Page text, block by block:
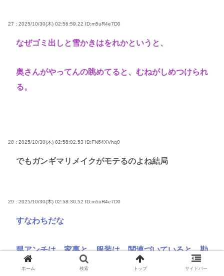
27 : 2025/10/30(木) 02:56:59.22 ID:m5uR4e7D0
なぜゴミ出しと雪かきはをれかというと、
奥さんがやってんの眺めてると、むねがしめつけられ
る。
28 : 2025/10/30(木) 02:58:02.53 ID:FN64XVhq0
でもガンギマリメイクがモテるのよね結局
29 : 2025/10/30(木) 02:58:30.52 ID:m5uR4e7D0
すなわちだな
県アンチは、家事と、服装は、関連づいていると、勘
違い、しておるのだよな。
ホーム 検索 トップ サイドバー